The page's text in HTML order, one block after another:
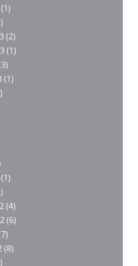
(1)
(2)
(1)
(1)
(1)
(4)
(6)
(8)